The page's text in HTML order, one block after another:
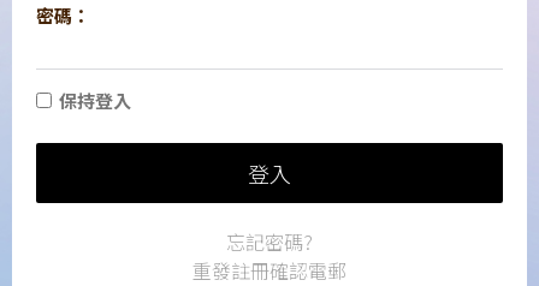
密碼：
保持登入
登入
忘記密碼?
重發註冊確認電郵